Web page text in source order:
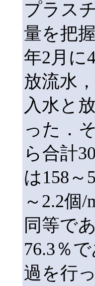
プラス
量を把
年2月に
放流水
入水と
った．
ら合計
は158～
～2.2個
同等で
76.3％
過を行